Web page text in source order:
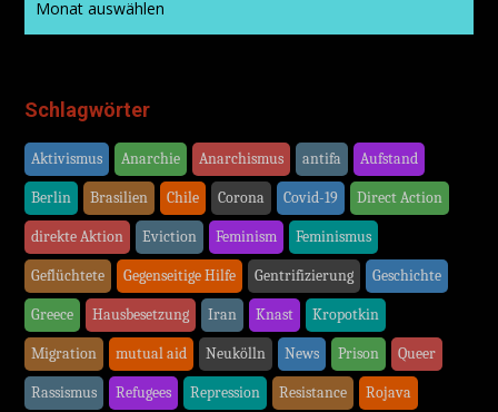
Schlagwörter
Aktivismus Anarchie Anarchismus antifa Aufstand
Berlin Brasilien Chile Corona Covid-19 Direct Action
direkte Aktion Eviction Feminism Feminismus
Geflüchtete Gegenseitige Hilfe Gentrifizierung Geschichte
Greece Hausbesetzung Iran Knast Kropotkin
Migration mutual aid Neukölln News Prison Queer
Rassismus Refugees Repression Resistance Rojava